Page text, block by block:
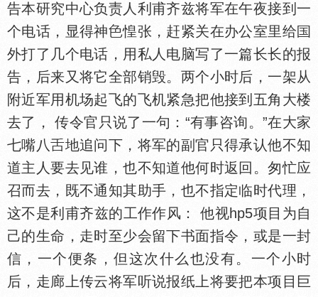
告本研究中心负责人利甫齐兹将军在午夜接到一
个电话，显得神
惶张，赶紧关在办公室里给
外打了几个电话，用私人电脑写了一篇长长的报
告，后来又将它全部销毁。两个小时后，一架从
附近军用机场起飞的飞机紧急把他接到五角大楼
去了， 传令官只说了一句：“有事咨询。”在大家
七嘴八
地追问下，将军的副官只得承认他不知
道主人要去见谁，也不知道他何时返回。匆忙应
召而去，既不通知其助手，也不指定临时代理，
这不是利甫齐兹的工作作风： 他视hp5项目为自
己的生命，走时至少会留下书面指令，或是一封
信，一个便条，但这次什么也没有。一个小时
后，走廊上传云将军听说报纸上将要把本项目巨